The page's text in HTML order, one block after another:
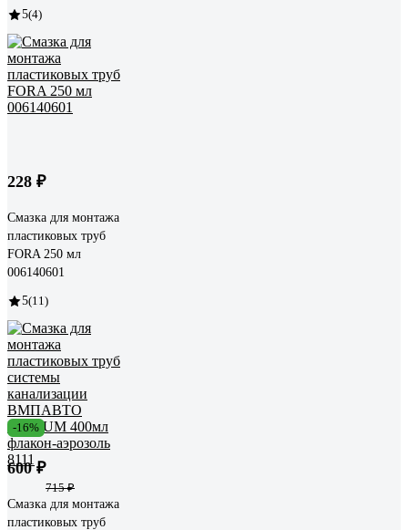
5(4)
228 ₽
Смазка для монтажа
пластиковых труб
FORA 250 мл
006140601
5(11)
-16%
600 ₽
715 ₽
Смазка для монтажа
пластиковых труб